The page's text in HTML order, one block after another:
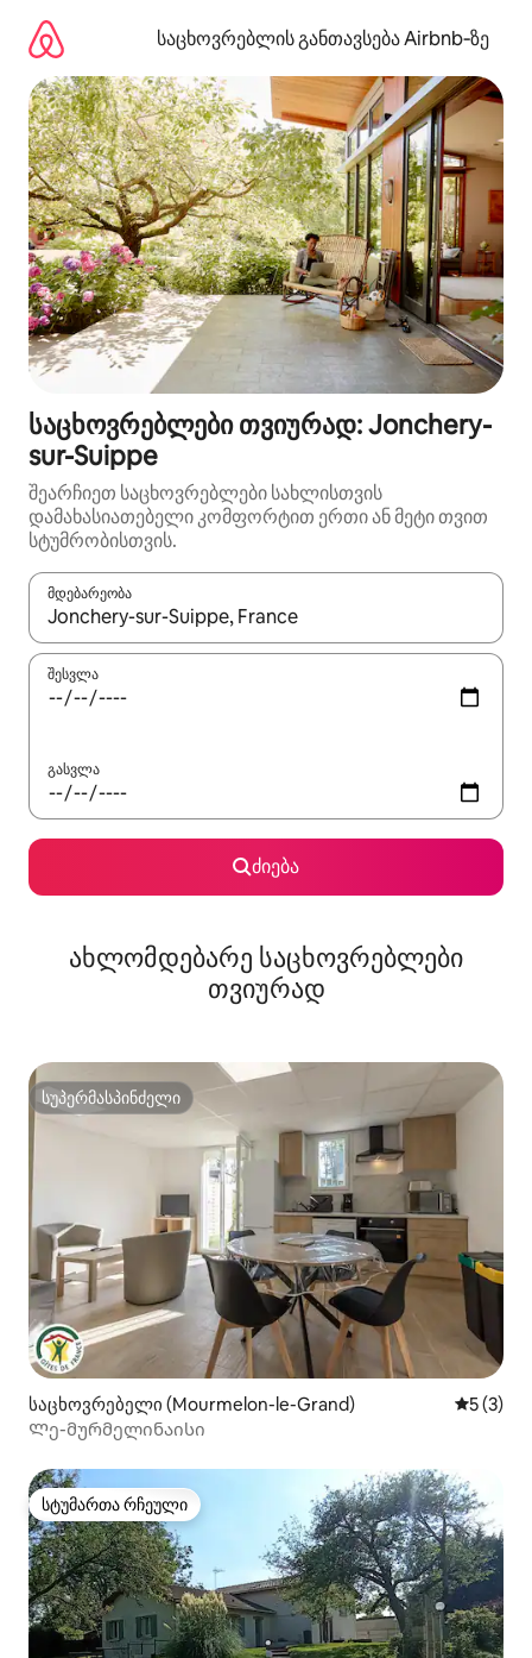
გადასვლა
საცხოვრებლის განთავსება Airbnb‑ზე
საცხოვრებლები თვიურად: Jonchery-
sur-Suippe
შეარჩიეთ საცხოვრებლები სახლისთვის
დამახასიათებელი კომფორტით ერთი ან მეტი თვით
სტუმრობისთვის.
მდებარეობა
როცა შედეგები ხელმისაწვდომი გახდება, ნავიგაციისთვის
შესვლა
გასვლა
ძიება
ახლომდებარე საცხოვრებლები
თვიურად
სუპერმასპინძელი
სუპერმასპინძელი
საცხოვრებელი (Mourmelon-le-Grand)
5 (3)
Ლე-მურმელინაისი
სტუმართა რჩეული
სტუმართა რჩეული